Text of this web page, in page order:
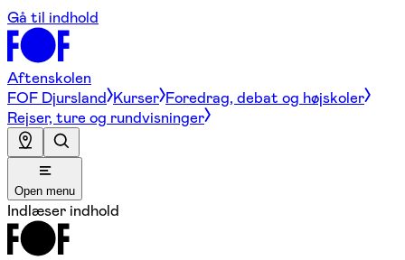
Gå til indhold
Aftenskolen
FOF Djursland Kurser Foredrag, debat og højskoler
Rejser, ture og rundvisninger
Open menu
Indlæser indhold